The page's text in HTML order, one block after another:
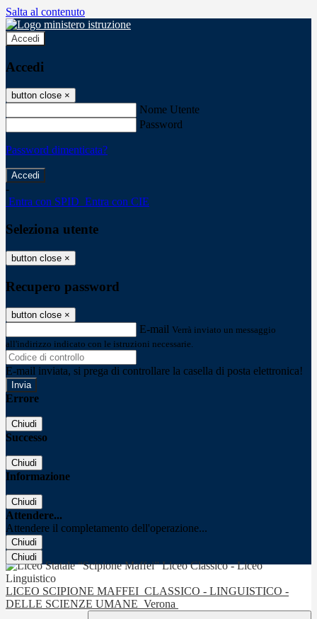
Salta al contenuto
Accedi
Accedi
button close ×
Nome Utente
Password
Password dimenticata?
-
Entra con SPID Entra con CIE
Seleziona utente
button close ×
Recupero password
button close ×
E-mail Verrà inviato un messaggio
all'indirizzo indicato con le istruzioni necessarie.
E-mail inviata, si prega di controllare la casella di posta elettronica!
Errore
Chiudi
Successo
Chiudi
Informazione
Chiudi
Attendere...
Attendere il completamento dell'operazione...
Chiudi
Chiudi
LICEO SCIPIONE MAFFEI CLASSICO - LINGUISTICO -
DELLE SCIENZE UMANE Verona